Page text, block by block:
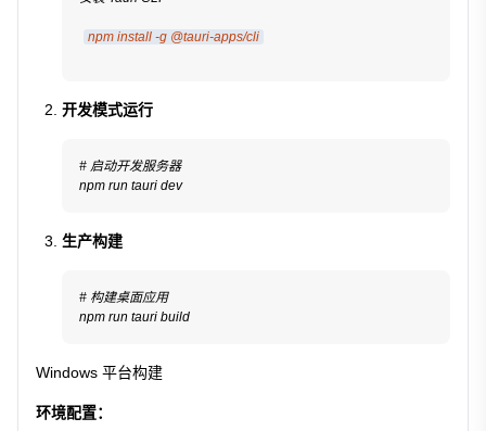
npm install -g @tauri-apps/cli
开发模式运行
# 启动开发服务器
npm run tauri dev
生产构建
# 构建桌面应用
npm run tauri build
Windows 平台构建
环境配置：